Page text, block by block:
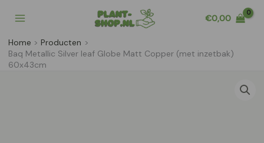
naar
inhoud
€0,00
Home
Producten
Baq Metallic Silver leaf Globe Matt Copper (met inzetbak)
60x43cm